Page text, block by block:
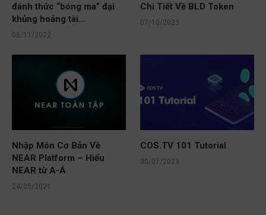
đánh thức “bóng ma” đại
khủng hoảng tài...
05/11/2022
Chi Tiết Về BLD Token
07/10/2023
Nhập Môn Cơ Bản Về
NEAR Platform – Hiểu
NEAR từ A-Á
24/05/2021
COS.TV 101 Tutorial
30/07/2023